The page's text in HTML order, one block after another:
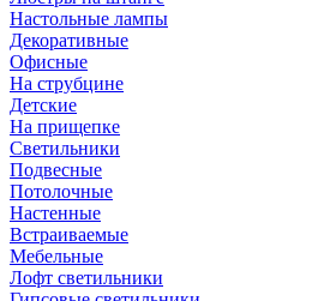
Настольные лампы
Декоративные
Офисные
На струбцине
Детские
На прищепке
Светильники
Подвесные
Потолочные
Настенные
Встраиваемые
Мебельные
Лофт светильники